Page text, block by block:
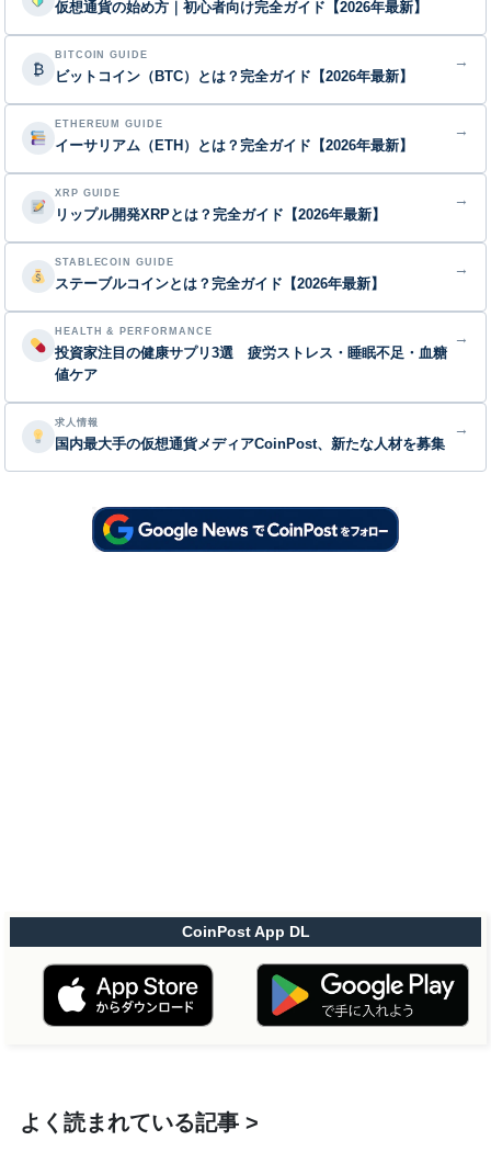
仮想通貨の始め方｜初心者向け完全ガイド【2026年最新】
₿
BITCOIN GUIDE
ビットコイン（BTC）とは？完全ガイド【2026年最新】
→
ETHEREUM GUIDE
イーサリアム（ETH）とは？完全ガイド【2026年最新】
→
XRP GUIDE
リップル開発XRPとは？完全ガイド【2026年最新】
→
STABLECOIN GUIDE
ステーブルコインとは？完全ガイド【2026年最新】
→
HEALTH & PERFORMANCE
投資家注目の健康サプリ3選 疲労ストレス・睡眠不足・血糖
値ケア
→
求人情報
国内最大手の仮想通貨メディアCoinPost、新たな人材を募集
→
CoinPost App DL
よく読まれている記事